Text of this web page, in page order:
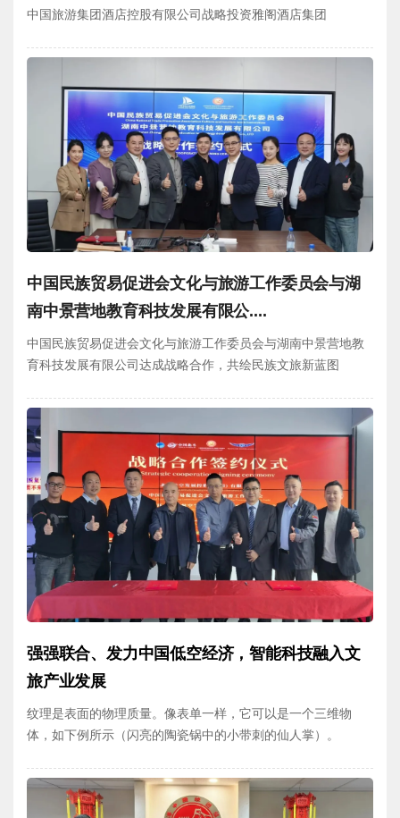
中国旅游集团酒店控股有限公司战略投资雅阁酒店集团
中国民族贸易促进会文化与旅游工作委员会与湖
南中景营地教育科技发展有限公....
中国民族贸易促进会文化与旅游工作委员会与湖南中景营地教
育科技发展有限公司达成战略合作，共绘民族文旅新蓝图
强强联合、发力中国低空经济，智能科技融入文
旅产业发展
纹理是表面的物理质量。像表单一样，它可以是一个三维物
体，如下例所示（闪亮的陶瓷锅中的小带刺的仙人掌）。